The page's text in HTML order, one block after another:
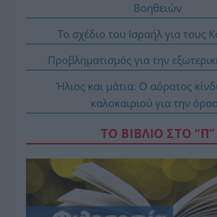
Βοηθειών
Το σχέδιο του Ισραήλ για τους
Προβληματισμός για την
Ήλιος και μάτια: Ο αόρατος
καλοκαιριού για την
ΤΟ ΒΙΒΛΙΟ ΣΤΟ “Π”